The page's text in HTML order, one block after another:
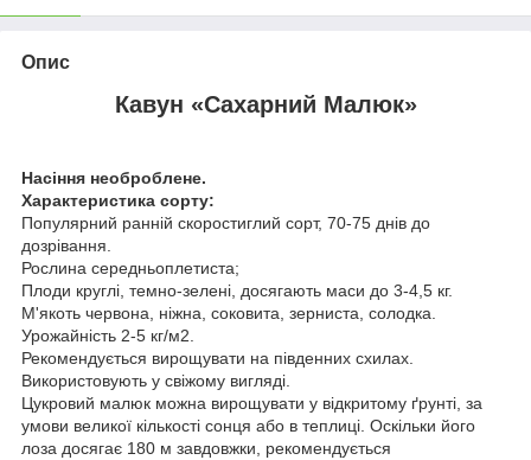
Опис
Кавун «Сахарний Малюк»
Насіння необроблене.
Характеристика сорту:
Популярний ранній скоростиглий сорт, 70-75 днів до
дозрівання.
Рослина середньоплетиста;
Плоди круглі, темно-зелені, досягають маси до 3-4,5 кг.
М'якоть червона, ніжна, соковита, зерниста, солодка.
Урожайність 2-5 кг/м2.
Рекомендується вирощувати на південних схилах.
Використовують у свіжому вигляді.
Цукровий малюк можна вирощувати у відкритому ґрунті, за
умови великої кількості сонця або в теплиці. Оскільки його
лоза досягає 180 м завдовжки, рекомендується